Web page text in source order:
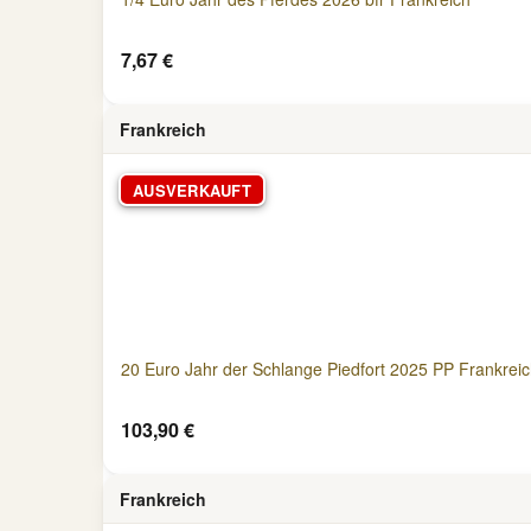
7,67 €
Frankreich
AUSVERKAUFT
20 Euro Jahr der Schlange Piedfort 2025 PP
103,90 €
Frankreich